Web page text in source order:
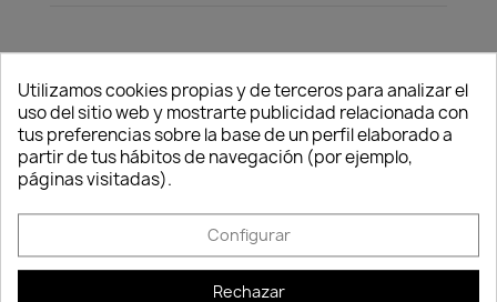
Política de
seguridad
Nuestros pagos
son 100% seguros.
Política de
entrega
Envío peninsular,
Islas Baleares y
Política de
devolución
Tienes 24 horas
para hacer la
siempre y cuando
paquete
Utilizamos cookies propias y de terceros para analizar el
uso del sitio web y mostrarte publicidad relacionada con
tus preferencias sobre la base de un perfil elaborado a
partir de tus hábitos de navegación (por ejemplo,
páginas visitadas).
Configurar
Rechazar
Consentimiento de cookies